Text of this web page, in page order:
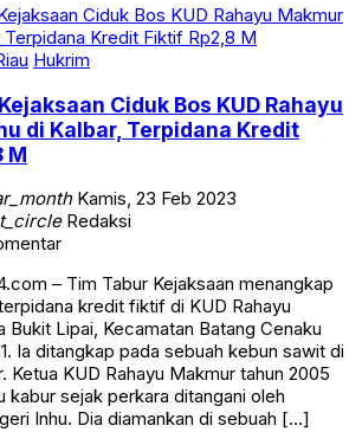
Hukrim
Ciduk Bos KUD Rahayu
di Kalbar, Terpidana Kredit
M
Kamis, 23 Feb 2023
Redaksi
– Tim Tabur Kejaksaan menangkap
kredit fiktif di KUD Rahayu
Bukit Lipai, Kecamatan Batang Cenaku
Ia ditangkap pada sebuah kebun sawit di
Ketua KUD Rahayu Makmur tahun 2005
kabur sejak perkara ditangani oleh
Inhu. Dia diamankan di sebuah […]